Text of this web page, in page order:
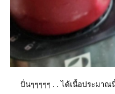
ปั่นๆๆๆๆๆ . . ได้เนื้อประมาณ